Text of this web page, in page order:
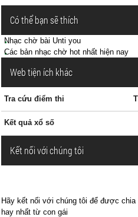
Có thể bạn sẽ thích
Nhạc chờ bài Unti you
Các bản nhạc chờ hot nhất hiện nay
Web tiện ích khác
Tra cứu điểm thi
Kết quả xổ số
Kết nối với chúng tôi
Hãy kết nối với chúng tôi để được
hay nhất từ con gái